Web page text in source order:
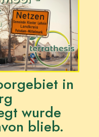
in
wurde
blieb.